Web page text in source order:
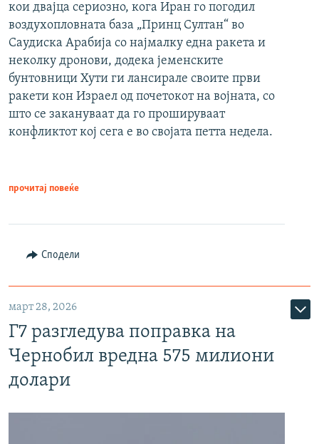
кои двајца сериозно, кога Иран го погодил
воздухопловната база „Принц Султан“ во
Саудиска Арабија со најмалку една ракета и
неколку дронови, додека јеменските
бунтовници Хути ги лансирале своите први
ракети кон Израел од почетокот на војната, со
што се закануваат да го прошируваат
конфликтот кој сега е во својата петта недела.
прочитај повеќе
Сподели
март 28, 2026
Г7 разгледува поправка на
Чернобил вредна 575 милиони
долари